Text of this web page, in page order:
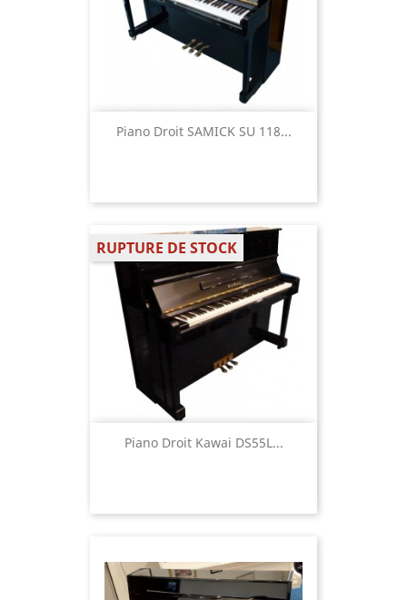
Piano Droit SAMICK SU 118...
Piano Droit Kawai DS55L...
RUPTURE DE STOCK